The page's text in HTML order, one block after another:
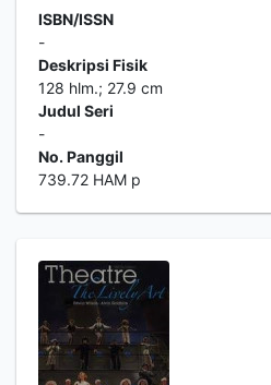
ISBN/ISSN
-
Deskripsi Fisik
128 hlm.; 27.9 cm
Judul Seri
-
No. Panggil
739.72 HAM p